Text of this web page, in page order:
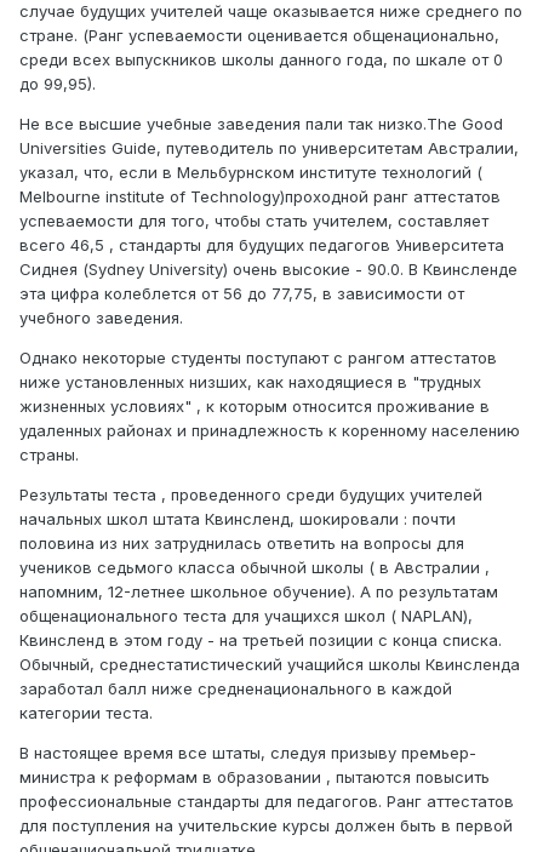
случае будущих учителей чаще оказывается ниже среднего по
стране. (Ранг успеваемости оценивается общенационально,
среди всех выпускников школы данного года, по шкале от 0
до 99,95).
Не все высшие учебные заведения пали так низко.The Good
Universities Guide, путеводитель по университетам Австралии,
указал, что, если в Мельбурнском институте технологий (
Melbourne institute of Technology)проходной ранг аттестатов
успеваемости для того, чтобы стать учителем, составляет
всего 46,5 , стандарты для будущих педагогов Университета
Сиднея (Sydney University) очень высокие - 90.0. В Квинсленде
эта цифра колеблется от 56 до 77,75, в зависимости от
учебного заведения.
Однако некоторые студенты поступают с рангом аттестатов
ниже установленных низших, как находящиеся в "трудных
жизненных условиях" , к которым относится проживание в
удаленных районах и принадлежность к коренному населению
страны.
Результаты теста , проведенного среди будущих учителей
начальных школ штата Квинсленд, шокировали : почти
половина из них затруднилась ответить на вопросы для
учеников седьмого класса обычной школы ( в Австралии ,
напомним, 12-летнее школьное обучение). А по результатам
общенационального теста для учащихся школ ( NAPLAN),
Квинсленд в этом году - на третьей позиции с конца списка.
Обычный, среднестатистический учащийся школы Квинсленда
заработал балл ниже средненационального в каждой
категории теста.
В настоящее время все штаты, следуя призыву премьер-
министра к реформам в образовании , пытаются повысить
профессиональные стандарты для педагогов. Ранг аттестатов
для поступления на учительские курсы должен быть в первой